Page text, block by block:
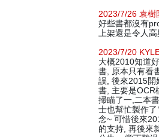
2023/7/26 袁樹
好些書都沒有
上架還是令人
2023/7/20
大概2010知道
書, 原本只有看
誤, 後來2015開
書, 主要是OCR
掃瞄了一,二本
士也幫忙製作
念~ 可惜後來
的支持, 再後來